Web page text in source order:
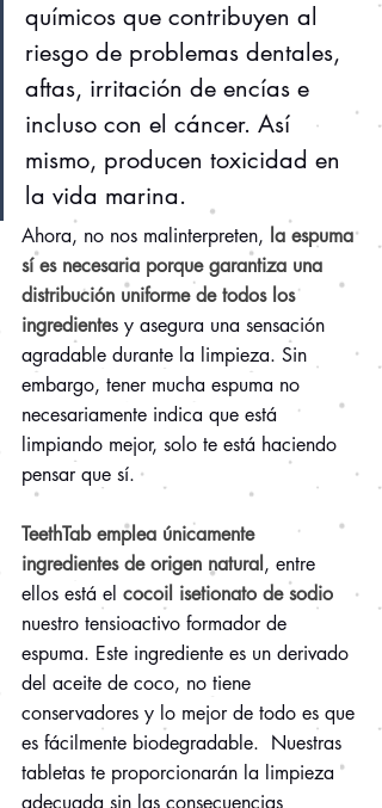
químicos que contribuyen al
riesgo de problemas dentales,
aftas, irritación de encías e
incluso con el cáncer. Así
mismo, producen toxicidad en
la vida marina.
Ahora, no nos malinterpreten, la espuma
sí es necesaria porque garantiza una
distribución uniforme de todos los
ingredientes y asegura una sensación
agradable durante la limpieza. Sin
embargo, tener mucha espuma no
necesariamente indica que está
limpiando mejor, solo te está haciendo
pensar que sí.
TeethTab emplea únicamente
ingredientes de origen natural , entre
ellos está el ​ cocoil isetionato de sodio
nuestro tensioactivo formador de
espuma. Este ingrediente es un derivado
del aceite de coco, no tiene
conservadores y lo mejor de todo es que
es fácilmente biodegradable.  Nuestras
tabletas te proporcionarán la limpieza
adecuada sin las consecuencias